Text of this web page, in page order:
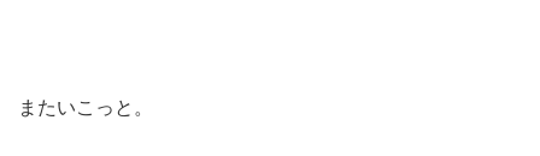
またいこっと。